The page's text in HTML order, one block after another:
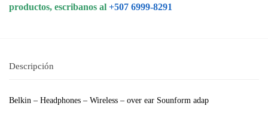
productos, escribanos al +507 6999-8291
Descripción
Belkin – Headphones – Wireless – over ear Sounform adap